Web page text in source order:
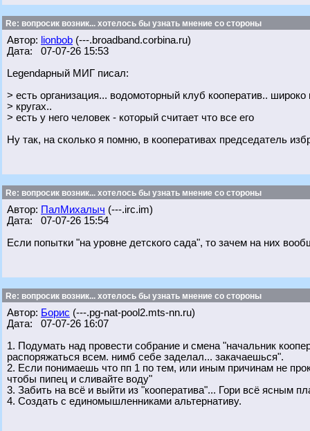
Re: вопросик возник... хотелось бы узнать мнение со стороны
Автор: lionbob (---.broadband.corbina.ru)
Дата: 07-07-26 15:53
Legendарный МИГ писал:
> есть организация... водомоторный клуб кооператив.. широко
> кругах..
> есть у него человек - который считает что все его
Ну так, на сколько я помню, в кооперативах председатель
Re: вопросик возник... хотелось бы узнать мнение со стороны
Автор: ПалМихалыч (---.irc.im)
Дата: 07-07-26 15:54
Если попытки "на уровне детского сада", то зачем на них
Re: вопросик возник... хотелось бы узнать мнение со стороны
Автор: Борис (---.pg-nat-pool2.mts-nn.ru)
Дата: 07-07-26 16:07
1. Подумать над провести собрание и смена "начальник
распоряжаться всем. нимб себе заделал... закачаешься".
2. Если понимаешь что пп 1 по тем, или иным причинам не
чтобы пипец и сливайте воду"
3. Забить на всё и выйти из "кооператива"... Гори всё ясным
4. Создать с единомышленниками альтернативу.